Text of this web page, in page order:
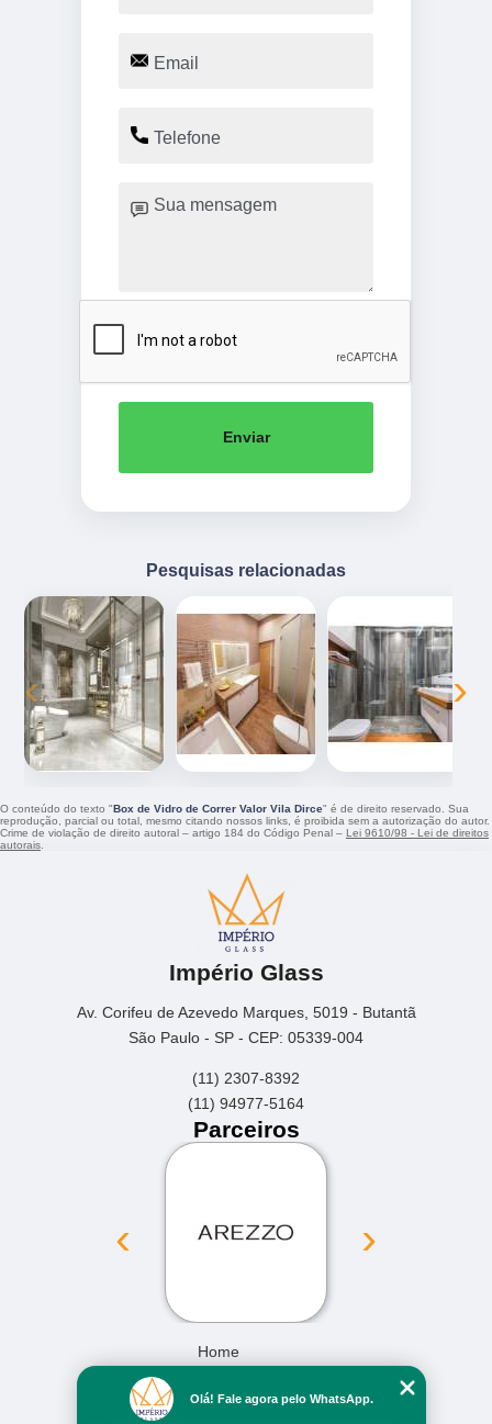
Enviar
Pesquisas relacionadas
‹ ›
O conteúdo do texto "Box de Vidro de Correr Valor Vila Dirce" é de direito reservado. Sua
reprodução, parcial ou total, mesmo citando nossos links, é proibida sem a autorização do autor.
Crime de violação de direito autoral – artigo 184 do Código Penal – Lei 9610/98 - Lei de direitos
autorais.
Império Glass
Av. Corifeu de Azevedo Marques, 5019 - Butantã
São Paulo - SP - CEP: 05339-004
(11) 2307-8392
(11) 94977-5164
Parceiros
‹ ›
Home
Missão
Olá! Fale agora pelo WhatsApp.